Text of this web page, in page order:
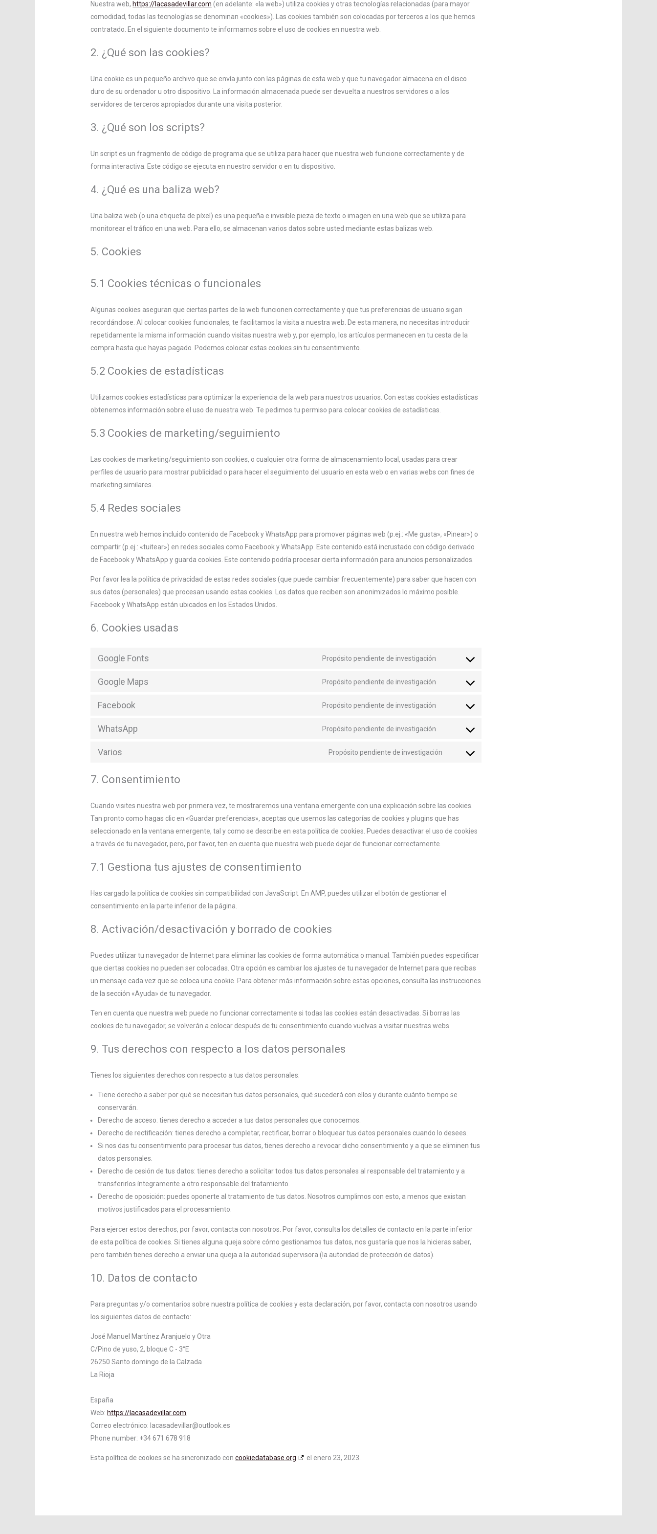
Nuestra web, https://lacasadevillar.com (en adelante: «la web») utiliza cookies y otras tecnologías relacionadas (para mayor
comodidad, todas las tecnologías se denominan «cookies»). Las cookies también son colocadas por terceros a los que hemos
contratado. En el siguiente documento te informamos sobre el uso de cookies en nuestra web.
2. ¿Qué son las cookies?
Una cookie es un pequeño archivo que se envía junto con las páginas de esta web y que tu navegador almacena en el disco
duro de su ordenador u otro dispositivo. La información almacenada puede ser devuelta a nuestros servidores o a los
servidores de terceros apropiados durante una visita posterior.
3. ¿Qué son los scripts?
Un script es un fragmento de código de programa que se utiliza para hacer que nuestra web funcione correctamente y de
forma interactiva. Este código se ejecuta en nuestro servidor o en tu dispositivo.
4. ¿Qué es una baliza web?
Una baliza web (o una etiqueta de píxel) es una pequeña e invisible pieza de texto o imagen en una web que se utiliza para
monitorear el tráfico en una web. Para ello, se almacenan varios datos sobre usted mediante estas balizas web.
5. Cookies
5.1 Cookies técnicas o funcionales
Algunas cookies aseguran que ciertas partes de la web funcionen correctamente y que tus preferencias de usuario sigan
recordándose. Al colocar cookies funcionales, te facilitamos la visita a nuestra web. De esta manera, no necesitas introducir
repetidamente la misma información cuando visitas nuestra web y, por ejemplo, los artículos permanecen en tu cesta de la
compra hasta que hayas pagado. Podemos colocar estas cookies sin tu consentimiento.
5.2 Cookies de estadísticas
Utilizamos cookies estadísticas para optimizar la experiencia de la web para nuestros usuarios. Con estas cookies estadísticas
obtenemos información sobre el uso de nuestra web. Te pedimos tu permiso para colocar cookies de estadísticas.
5.3 Cookies de marketing/seguimiento
Las cookies de marketing/seguimiento son cookies, o cualquier otra forma de almacenamiento local, usadas para crear
perfiles de usuario para mostrar publicidad o para hacer el seguimiento del usuario en esta web o en varias webs con fines de
marketing similares.
5.4 Redes sociales
En nuestra web hemos incluido contenido de Facebook y WhatsApp para promover páginas web (p.ej.: «Me gusta», «Pinear») o
compartir (p.ej.: «tuitear») en redes sociales como Facebook y WhatsApp. Este contenido está incrustado con código derivado
de Facebook y WhatsApp y guarda cookies. Este contenido podría procesar cierta información para anuncios personalizados.
Por favor lea la política de privacidad de estas redes sociales (que puede cambiar frecuentemente) para saber que hacen con
sus datos (personales) que procesan usando estas cookies. Los datos que reciben son anonimizados lo máximo posible.
Facebook y WhatsApp están ubicados en los Estados Unidos.
6. Cookies usadas
Google Fonts Propósito pendiente de investigación
Google Maps Propósito pendiente de investigación
Facebook Propósito pendiente de investigación
WhatsApp Propósito pendiente de investigación
Varios Propósito pendiente de investigación
7. Consentimiento
Cuando visites nuestra web por primera vez, te mostraremos una ventana emergente con una explicación sobre las cookies.
Tan pronto como hagas clic en «Guardar preferencias», aceptas que usemos las categorías de cookies y plugins que has
seleccionado en la ventana emergente, tal y como se describe en esta política de cookies. Puedes desactivar el uso de cookies
a través de tu navegador, pero, por favor, ten en cuenta que nuestra web puede dejar de funcionar correctamente.
7.1 Gestiona tus ajustes de consentimiento
Has cargado la política de cookies sin compatibilidad con JavaScript. En AMP, puedes utilizar el botón de gestionar el
consentimiento en la parte inferior de la página.
8. Activación/desactivación y borrado de cookies
Puedes utilizar tu navegador de Internet para eliminar las cookies de forma automática o manual. También puedes especificar
que ciertas cookies no pueden ser colocadas. Otra opción es cambiar los ajustes de tu navegador de Internet para que recibas
un mensaje cada vez que se coloca una cookie. Para obtener más información sobre estas opciones, consulta las instrucciones
de la sección «Ayuda» de tu navegador.
Ten en cuenta que nuestra web puede no funcionar correctamente si todas las cookies están desactivadas. Si borras las
cookies de tu navegador, se volverán a colocar después de tu consentimiento cuando vuelvas a visitar nuestras webs.
9. Tus derechos con respecto a los datos personales
Tienes los siguientes derechos con respecto a tus datos personales:
Tiene derecho a saber por qué se necesitan tus datos personales, qué sucederá con ellos y durante cuánto tiempo se
conservarán.
Derecho de acceso: tienes derecho a acceder a tus datos personales que conocemos.
Derecho de rectificación: tienes derecho a completar, rectificar, borrar o bloquear tus datos personales cuando lo desees.
Si nos das tu consentimiento para procesar tus datos, tienes derecho a revocar dicho consentimiento y a que se eliminen tus
datos personales.
Derecho de cesión de tus datos: tienes derecho a solicitar todos tus datos personales al responsable del tratamiento y a
transferirlos íntegramente a otro responsable del tratamiento.
Derecho de oposición: puedes oponerte al tratamiento de tus datos. Nosotros cumplimos con esto, a menos que existan
motivos justificados para el procesamiento.
Para ejercer estos derechos, por favor, contacta con nosotros. Por favor, consulta los detalles de contacto en la parte inferior
de esta política de cookies. Si tienes alguna queja sobre cómo gestionamos tus datos, nos gustaría que nos la hicieras saber,
pero también tienes derecho a enviar una queja a la autoridad supervisora (la autoridad de protección de datos).
10. Datos de contacto
Para preguntas y/o comentarios sobre nuestra política de cookies y esta declaración, por favor, contacta con nosotros usando
los siguientes datos de contacto:
José Manuel Martínez Aranjuelo y Otra
C/Pino de yuso, 2, bloque C - 3°E
26250 Santo domingo de la Calzada
La Rioja
España
Web: https://lacasadevillar.com
Correo electrónico: lacasadevillar@outlook.es
Phone number: +34 671 678 918
Esta política de cookies se ha sincronizado concookiedatabase.org el enero 23, 2023.